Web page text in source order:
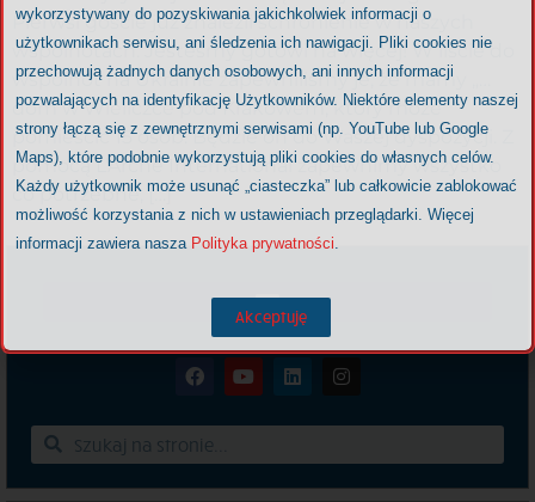
Pierwsi goście już znaleźli schronienie w naszych
wspólnotach. Jesteśmy gotowi na więcej! W liście do
wspólnot na Ukrainie zapewniliśmy je, że mamy „…
dom w Wieliczce pod Krakowem, który może
pomieścić 15 osób. Będzie on do Waszej dyspozycji. Z
pomocą L’Arche International zapewnimy wszystko
co potrzebne, […]
wykorzystywany do pozyskiwania jakichkolwiek informacji o
użytkownikach serwisu, ani śledzenia ich nawigacji. Pliki cookies nie
przechowują żadnych danych osobowych, ani innych informacji
pozwalających na identyfikację Użytkowników. Niektóre elementy naszej
strony łączą się z zewnętrznymi serwisami (np. YouTube lub Google
Maps), które podobnie wykorzystują pliki cookies do własnych celów.
Każdy użytkownik może usunąć „ciasteczka” lub całkowicie zablokować
możliwość korzystania z nich w ustawieniach przeglądarki. Więcej
informacji zawiera nasza Polityka prywatności.
Akceptuję